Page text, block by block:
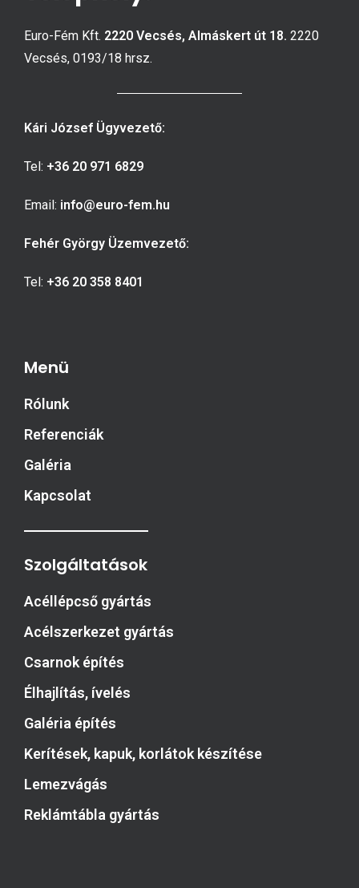
Euro-Fém Kft. 2220 Vecsés, Almáskert út 18. 2220
Vecsés, 0193/18 hrsz.
Kári József Ügyvezető:
Tel: +36 20 971 6829
Email: info@euro-fem.hu
Fehér György Üzemvezető:
Tel: +36 20 358 8401
Menü
Rólunk
Referenciák
Galéria
Kapcsolat
Szolgáltatások
Acéllépcső gyártás
Acélszerkezet gyártás
Csarnok építés
Élhajlítás, ívelés
Galéria építés
Kerítések, kapuk, korlátok készítése
Lemezvágás
Reklámtábla gyártás